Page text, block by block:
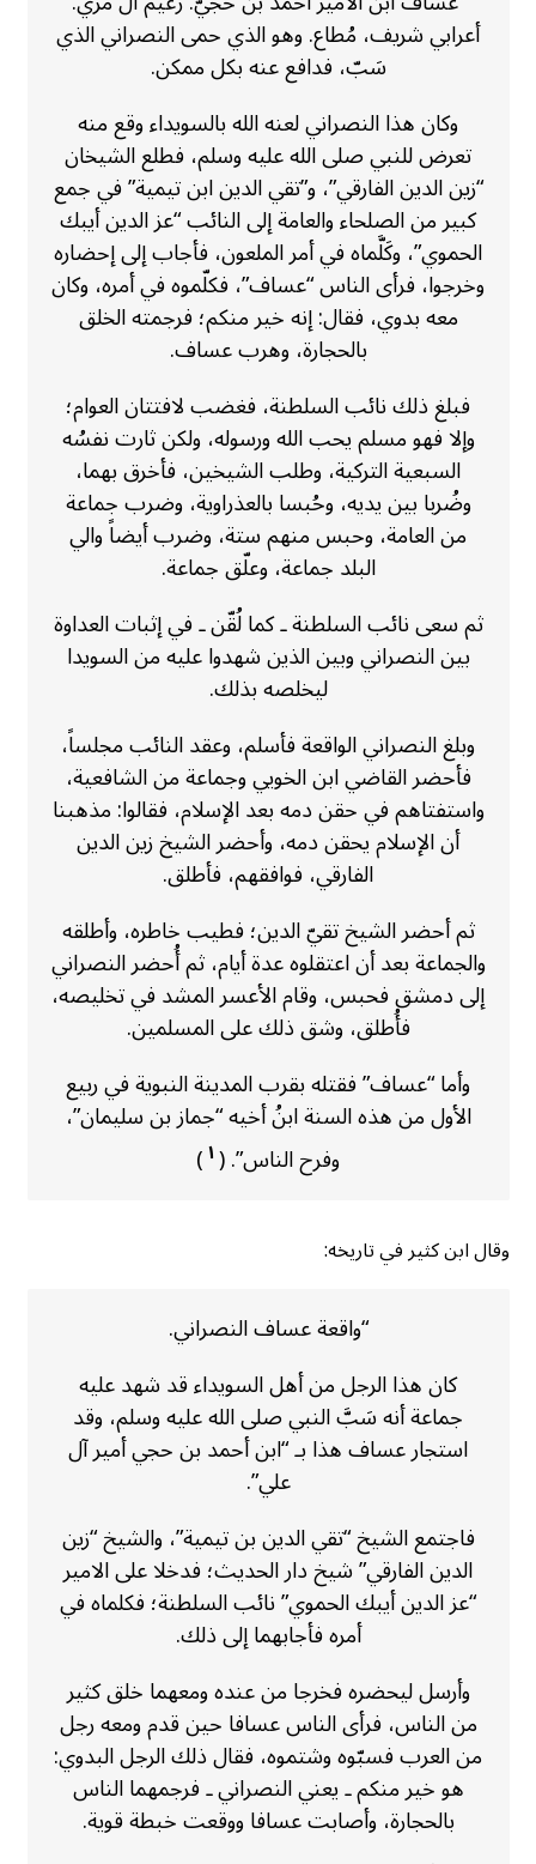
أعرابي شريف، مُطاع. وهو الذي حمى النصراني الذي
سَبّ، فدافع عنه بكل ممكن.
وكان هذا النصراني لعنه الله بالسويداء وقع منه
تعرض للنبي صلى الله عليه وسلم، فطلع الشيخان
“زين الدين الفارقي”، و”تقي الدين ابن تيمية” في جمع
كبير من الصلحاء والعامة إلى النائب “عز الدين أيبك
الحموي”، وكَلَّماه في أمر الملعون، فأجاب إلى إحضاره
وخرجوا، فرأى الناس “عساف”، فكلّموه في أمره، وكان
معه بدوي، فقال: إنه خير منكم؛ فرجمته الخلق
بالحجارة، وهرب عساف.
فبلغ ذلك نائب السلطنة، فغضب لافتتان العوام؛
وإلا فهو مسلم يحب الله ورسوله، ولكن ثارت نفسُه
السبعية التركية، وطلب الشيخين، فأخرق بهما،
وضُربا بين يديه، وحُبسا بالعذراوية، وضرب جماعة
من العامة، وحبس منهم ستة، وضرب أيضاً والي
البلد جماعة، وعلّق جماعة.
ثم سعى نائب السلطنة ـ كما لُقّن ـ في إثبات العداوة
بين النصراني وبين الذين شهدوا عليه من السويدا
ليخلصه بذلك.
وبلغ النصراني الواقعة فأسلم، وعقد النائب مجلساً،
فأحضر القاضي ابن الخويي وجماعة من الشافعية،
واستفتاهم في حقن دمه بعد الإسلام، فقالوا: مذهبنا
أن الإسلام يحقن دمه، وأحضر الشيخ زين الدين
الفارقي، فوافقهم، فأطلق.
ثم أحضر الشيخ تقيّ الدين؛ فطيب خاطره، وأطلقه
والجماعة بعد أن اعتقلوه عدة أيام، ثم أُحضر النصراني
إلى دمشق فحبس، وقام الأعسر المشد في تخليصه،
فأُطلق، وشق ذلك على المسلمين.
وأما “عساف” فقتله بقرب المدينة النبوية في ربيع
الأول من هذه السنة ابنُ أخيه “جماز بن سليمان”،
وفرح الناس”. (١)
وقال ابن كثير في تاريخه:
“واقعة عساف النصراني.
كان هذا الرجل من أهل السويداء قد شهد عليه
جماعة أنه سَبَّ النبي صلى الله عليه وسلم، وقد
استجار عساف هذا بـ “ابن أحمد بن حجي أمير آل
علي”.
فاجتمع الشيخ “تقي الدين بن تيمية”، والشيخ “زين
الدين الفارقي” شيخ دار الحديث؛ فدخلا على الامير
“عز الدين أيبك الحموي” نائب السلطنة؛ فكلماه في
أمره فأجابهما إلى ذلك.
وأرسل ليحضره فخرجا من عنده ومعهما خلق كثير
من الناس، فرأى الناس عسافا حين قدم ومعه رجل
من العرب فسبّوه وشتموه، فقال ذلك الرجل البدوي:
هو خير منكم ـ يعني النصراني ـ فرجمهما الناس
بالحجارة، وأصابت عسافا ووقعت خبطة قوية.